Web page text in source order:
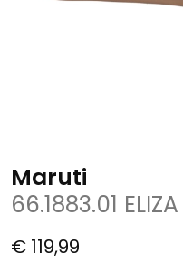
Maruti
66.1883.01 ELIZA
€ 119,99